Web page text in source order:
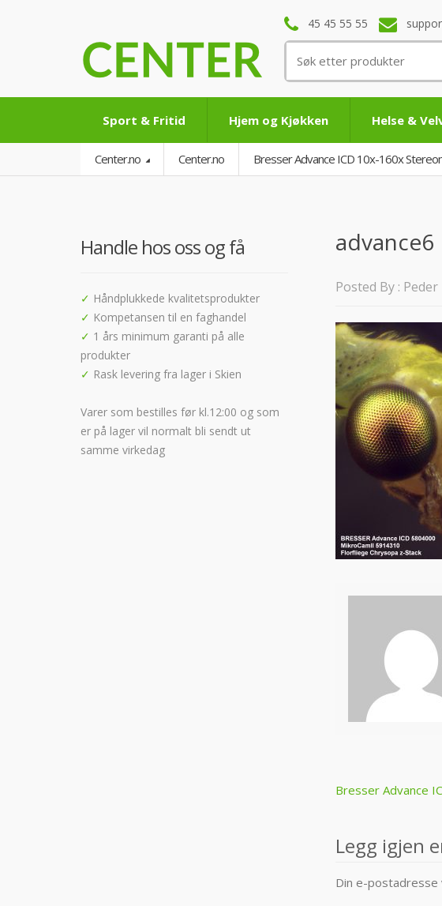
45 45 55 55
etter:
Sport & Fritid Hjem og Kjøkken Helse &
Center.no Center.no Bresser Advance ICD 10x-160x
advance6
Posted By : Peder
Post
Bresser Advance
Legg igjen
Din e-postadresse
Handle hos oss og få
✓ Håndplukkede kvalitetsprodukter
✓ Kompetansen til en faghandel
✓ 1 års minimum garanti på alle
produkter
✓ Rask levering fra lager i Skien
Varer som bestilles før kl.12:00 og som
er på lager vil normalt bli sendt ut
samme virkedag